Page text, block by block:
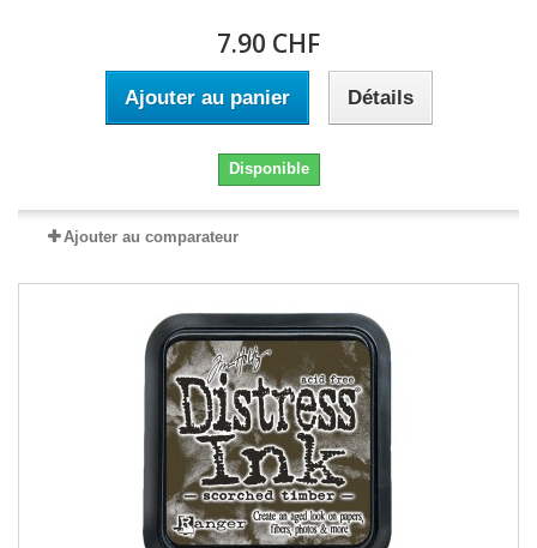
7.90 CHF
Ajouter au panier Détails
Disponible
Ajouter au comparateur